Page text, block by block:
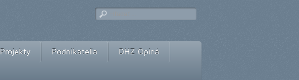
Projekty Podnikatelia DHZ Opiná